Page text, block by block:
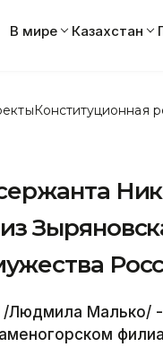
В мире Казахстан
Конституционная
Малько/ -